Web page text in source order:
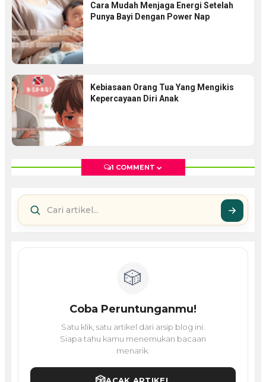
Cara Mudah Menjaga Energi Setelah
Punya Bayi Dengan Power Nap
Kebiasaan Orang Tua Yang Mengikis
Kepercayaan Diri Anak
1 COMMENT
🎲
Coba Peruntunganmu!
Satu klik, satu artikel dari arsip blog ini.
Siapa tahu kamu menemukan bacaan
menarik.